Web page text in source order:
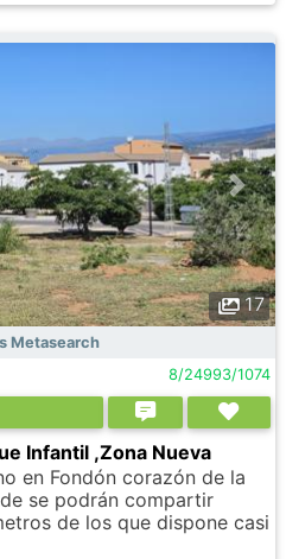
17
Metasearch
8/24993/1074
Infantil ,Zona Nueva
en Fondón corazón de la
se podrán compartir
de los que dispone casi